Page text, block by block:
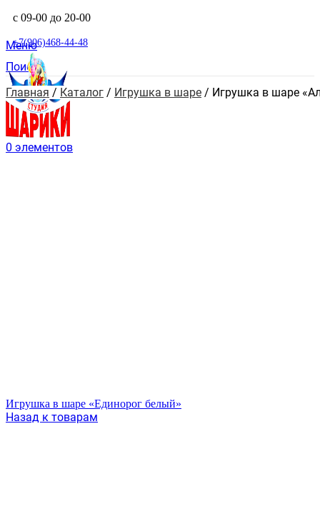
с 09-00 до 20-00
+7(906)468-44-48
Поиск
Меню
0 элементов
Главная / Каталог / Игрушка в шаре / Игрушка в шаре
Игрушка в шаре «Единорог белый»
Назад к товарам